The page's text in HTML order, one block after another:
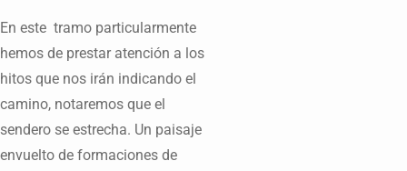
En este tramo particularmente
hemos de prestar atención a los
hitos que nos irán indicando el
camino, notaremos que el
sendero se estrecha. Un paisaje
envuelto de formaciones de